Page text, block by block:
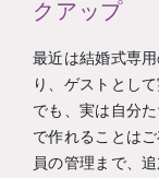
クアップ
最近は結婚式専
り、ゲストとし
でも、実は自分
で作れることは
員の管理まで、